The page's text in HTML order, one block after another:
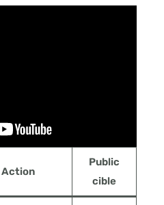
Action
Public
cible